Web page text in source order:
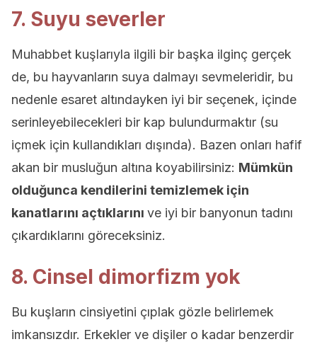
7. Suyu severler
Muhabbet kuşlarıyla ilgili bir başka ilginç gerçek
de, bu hayvanların suya dalmayı sevmeleridir, bu
nedenle esaret altındayken iyi bir seçenek, içinde
serinleyebilecekleri bir kap bulundurmaktır (su
içmek için kullandıkları dışında). Bazen onları hafif
akan bir musluğun altına koyabilirsiniz: Mümkün
olduğunca kendilerini temizlemek için
kanatlarını açtıklarını ve iyi bir banyonun tadını
çıkardıklarını göreceksiniz.
8. Cinsel dimorfizm yok
Bu kuşların cinsiyetini çıplak gözle belirlemek
imkansızdır. Erkekler ve dişiler o kadar benzerdir